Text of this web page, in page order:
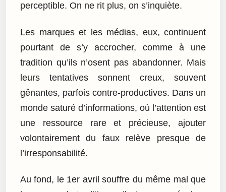
perceptible. On ne rit plus, on s’inquiète.
Les marques et les médias, eux, continuent
pourtant de s’y accrocher, comme à une
tradition qu’ils n’osent pas abandonner. Mais
leurs tentatives sonnent creux, souvent
gênantes, parfois contre-productives. Dans un
monde saturé d’informations, où l’attention est
une ressource rare et précieuse, ajouter
volontairement du faux relève presque de
l’irresponsabilité.
Au fond, le 1er avril souffre du même mal que